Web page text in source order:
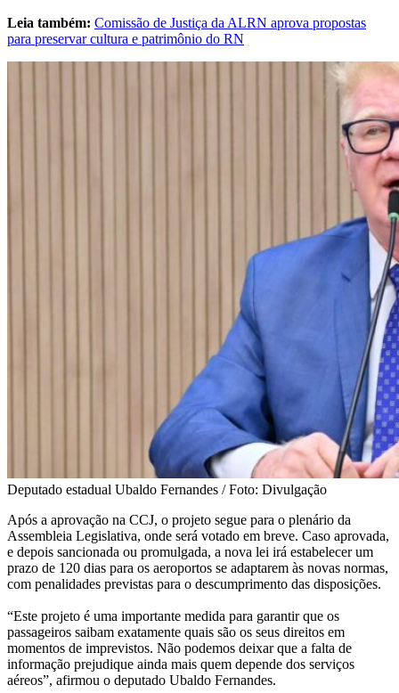
Leia também: Comissão de Justiça da ALRN aprova propostas
para preservar cultura e patrimônio do RN
Deputado estadual Ubaldo Fernandes / Foto: Divulgação
Após a aprovação na CCJ, o projeto segue para o plenário da
Assembleia Legislativa, onde será votado em breve. Caso aprovada,
e depois sancionada ou promulgada, a nova lei irá estabelecer um
prazo de 120 dias para os aeroportos se adaptarem às novas normas,
com penalidades previstas para o descumprimento das disposições.
“Este projeto é uma importante medida para garantir que os
passageiros saibam exatamente quais são os seus direitos em
momentos de imprevistos. Não podemos deixar que a falta de
informação prejudique ainda mais quem depende dos serviços
aéreos”, afirmou o deputado Ubaldo Fernandes.